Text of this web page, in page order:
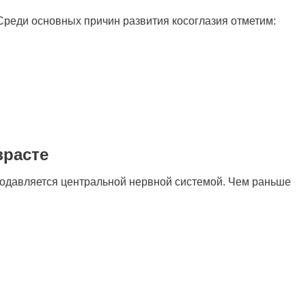
основных причин развития косоглазия отметим:
центральной нервной системой. Чем раньше